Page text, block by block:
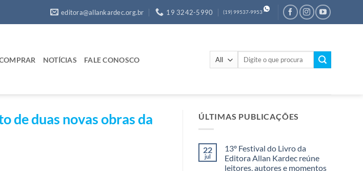
editora@allankardec.org.br 19 3242-5990 (19) 99537-9953
NOTÍCIAS FALE CONOSCO
Pesquisar
de duas novas obras da
ÚLTIMAS PUBLICAÇÕES
22
jul
13º Festival do Livro da
Editora Allan Kardec reúne
leitores, autores e momentos